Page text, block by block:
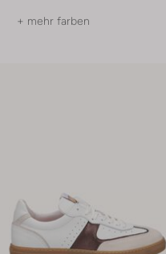
+ mehr farben